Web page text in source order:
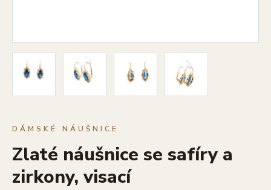
DÁMSKÉ NÁUŠNICE
Zlaté náušnice se safíry a
zirkony, visací